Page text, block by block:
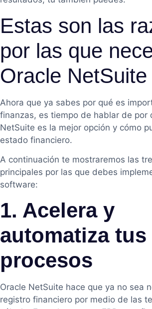
Estas son las
por las que
Oracle
Ahora que ya sabes por qué es
finanzas, es tiempo de hablar de por
NetSuite es la mejor opción y cómo
estado financiero.
A continuación te mostraremos las
principales por las que debes
software:
1. Acelera y
automatiza tus
procesos
Oracle NetSuite hace que ya no sea
registro financiero por medio de las